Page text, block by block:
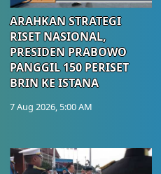
ARAHKAN STRATEGI
RISET NASIONAL,
PRESIDEN PRABOWO
PANGGIL 150 PERISET
BRIN KE ISTANA
7 Aug 2026, 5:00 AM